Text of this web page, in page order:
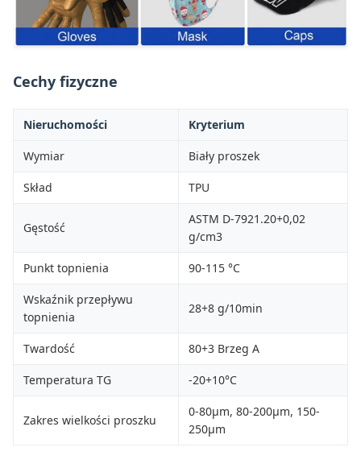
Cechy fizyczne
Nieruchomości Kryterium
Wymiar Biały proszek
Skład TPU
Gęstość
ASTM D-7921.20+0,02
g/cm3
Punkt topnienia 90-115 °C
Wskaźnik przepływu
topnienia
28+8 g/10min
Twardość 80+3 Brzeg A
Temperatura TG -20+10°C
Zakres wielkości proszku
0-80μm, 80-200μm, 150-
250μm